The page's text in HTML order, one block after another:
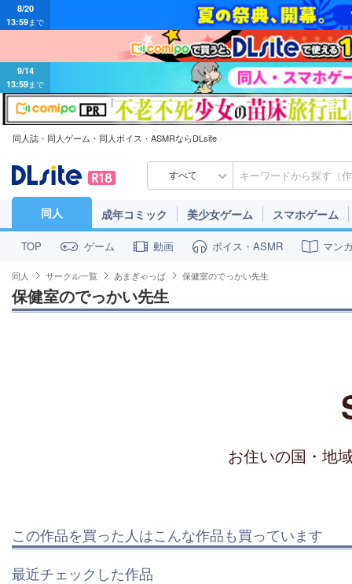
13:59まで
13:59まで
同人誌・同人ゲーム・同人ボイス・ASMRならDLsite
すべて
同人 成年コミック 美少女ゲーム スマホゲーム
TOP ゲーム 動画 ボイス・ASMR マン
同人 サークル一覧 あまぎゃっぱ 保健室のでっかい先生
保健室のでっかい先生
お住いの国・地
この作品を買った人はこんな作品も買っています
最近チェックした作品